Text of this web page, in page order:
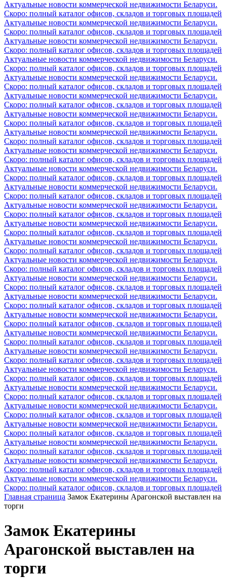
Актуальные новости коммерческой недвижимости Беларуси.
Скоро: полный каталог офисов, складов и торговых площадей
Актуальные новости коммерческой недвижимости Беларуси.
Скоро: полный каталог офисов, складов и торговых площадей
Актуальные новости коммерческой недвижимости Беларуси.
Скоро: полный каталог офисов, складов и торговых площадей
Актуальные новости коммерческой недвижимости Беларуси.
Скоро: полный каталог офисов, складов и торговых площадей
Актуальные новости коммерческой недвижимости Беларуси.
Скоро: полный каталог офисов, складов и торговых площадей
Актуальные новости коммерческой недвижимости Беларуси.
Скоро: полный каталог офисов, складов и торговых площадей
Актуальные новости коммерческой недвижимости Беларуси.
Скоро: полный каталог офисов, складов и торговых площадей
Актуальные новости коммерческой недвижимости Беларуси.
Скоро: полный каталог офисов, складов и торговых площадей
Актуальные новости коммерческой недвижимости Беларуси.
Скоро: полный каталог офисов, складов и торговых площадей
Актуальные новости коммерческой недвижимости Беларуси.
Скоро: полный каталог офисов, складов и торговых площадей
Актуальные новости коммерческой недвижимости Беларуси.
Скоро: полный каталог офисов, складов и торговых площадей
Актуальные новости коммерческой недвижимости Беларуси.
Скоро: полный каталог офисов, складов и торговых площадей
Актуальные новости коммерческой недвижимости Беларуси.
Скоро: полный каталог офисов, складов и торговых площадей
Актуальные новости коммерческой недвижимости Беларуси.
Скоро: полный каталог офисов, складов и торговых площадей
Актуальные новости коммерческой недвижимости Беларуси.
Скоро: полный каталог офисов, складов и торговых площадей
Актуальные новости коммерческой недвижимости Беларуси.
Скоро: полный каталог офисов, складов и торговых площадей
Актуальные новости коммерческой недвижимости Беларуси.
Скоро: полный каталог офисов, складов и торговых площадей
Актуальные новости коммерческой недвижимости Беларуси.
Скоро: полный каталог офисов, складов и торговых площадей
Актуальные новости коммерческой недвижимости Беларуси.
Скоро: полный каталог офисов, складов и торговых площадей
Актуальные новости коммерческой недвижимости Беларуси.
Скоро: полный каталог офисов, складов и торговых площадей
Актуальные новости коммерческой недвижимости Беларуси.
Скоро: полный каталог офисов, складов и торговых площадей
Актуальные новости коммерческой недвижимости Беларуси.
Скоро: полный каталог офисов, складов и торговых площадей
Актуальные новости коммерческой недвижимости Беларуси.
Скоро: полный каталог офисов, складов и торговых площадей
Актуальные новости коммерческой недвижимости Беларуси.
Скоро: полный каталог офисов, складов и торговых площадей
Актуальные новости коммерческой недвижимости Беларуси.
Скоро: полный каталог офисов, складов и торговых площадей
Актуальные новости коммерческой недвижимости Беларуси.
Скоро: полный каталог офисов, складов и торговых площадей
Актуальные новости коммерческой недвижимости Беларуси.
Скоро: полный каталог офисов, складов и торговых площадей
Главная страница Замок Екатерины Арагонской выставлен на
торги
Замок Екатерины
Арагонской выставлен на
торги